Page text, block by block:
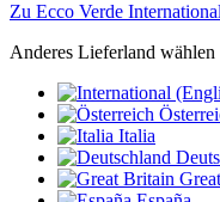
Zu Ecco Verde
Anderes Lieferland wählen
Italia